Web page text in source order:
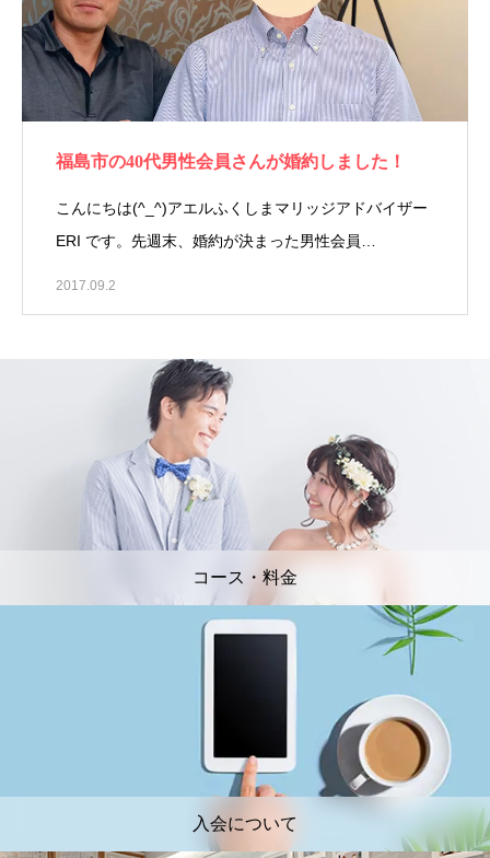
福島市の40代男性会員さんが婚約しました！
こんにちは(^_^)アエルふくしまマリッジアドバイザー
ERI です。先週末、婚約が決まった男性会員…
2017.09.2
コース・料金
入会について